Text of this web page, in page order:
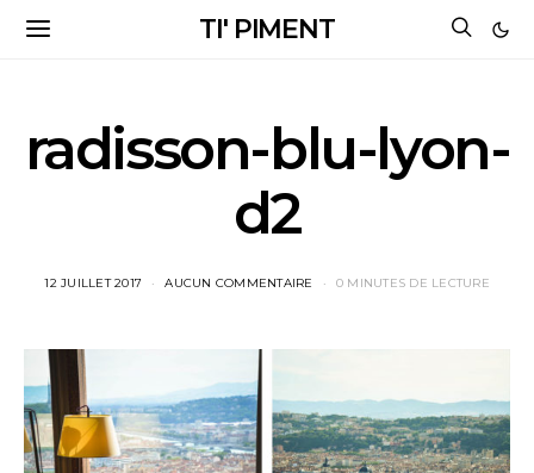
TI' PIMENT
radisson-blu-lyon-
d2
12 JUILLET 2017 AUCUN COMMENTAIRE 0 MINUTES DE LECTURE